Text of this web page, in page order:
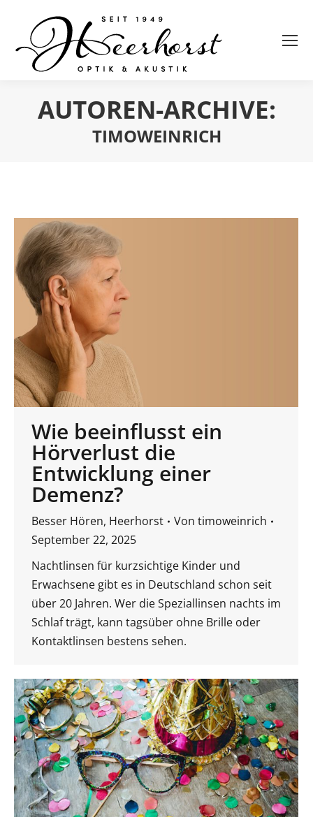
AUTOREN-ARCHIVE:
TIMOWEINRICH
Wie beeinflusst ein
Hörverlust die
Entwicklung einer
Demenz?
Besser Hören, Heerhorst Von timoweinrich
September 22, 2025
Nachtlinsen für kurzsichtige Kinder und
Erwachsene gibt es in Deutschland schon seit
über 20 Jahren. Wer die Speziallinsen nachts im
Schlaf trägt, kann tagsüber ohne Brille oder
Kontaktlinsen bestens sehen.